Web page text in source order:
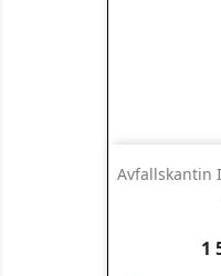
Avfallskantin
1